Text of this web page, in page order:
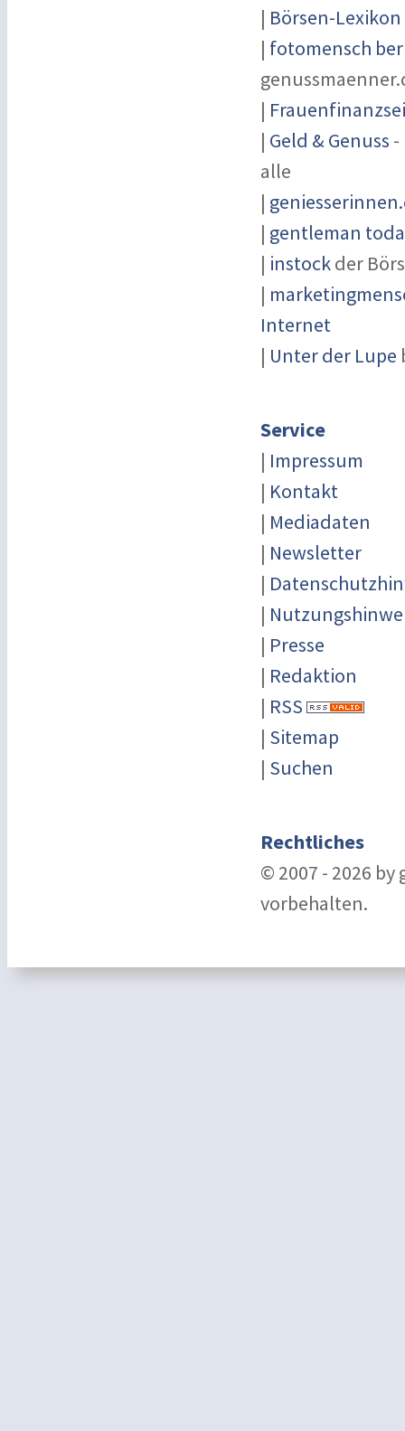
| Börsen-Lexikon
| fotomensch
|
| Geld & Genuss -
alle
|
| gentleman
| instockder
|
Internet
| Unter der Lupe
Service
| Impressum
| Kontakt
| Mediadaten
| Newsletter
|
|
| Presse
| Redaktion
| RSS
| Sitemap
| Suchen
Rechtliches
© 2007 - 2026
vorbehalten.